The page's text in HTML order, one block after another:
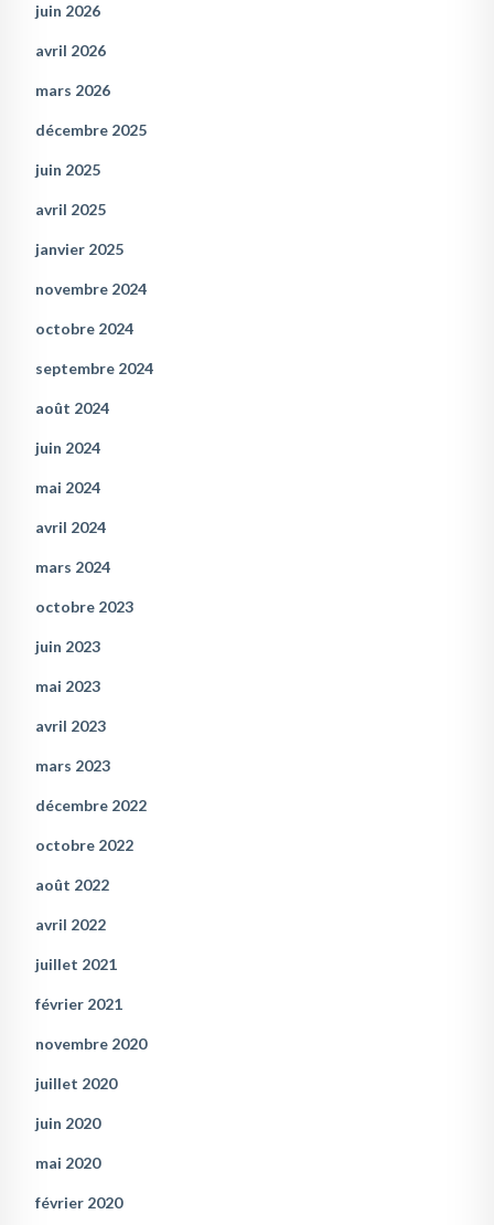
juin 2026
avril 2026
mars 2026
décembre 2025
juin 2025
avril 2025
janvier 2025
novembre 2024
octobre 2024
septembre 2024
août 2024
juin 2024
mai 2024
avril 2024
mars 2024
octobre 2023
juin 2023
mai 2023
avril 2023
mars 2023
décembre 2022
octobre 2022
août 2022
avril 2022
juillet 2021
février 2021
novembre 2020
juillet 2020
juin 2020
mai 2020
février 2020